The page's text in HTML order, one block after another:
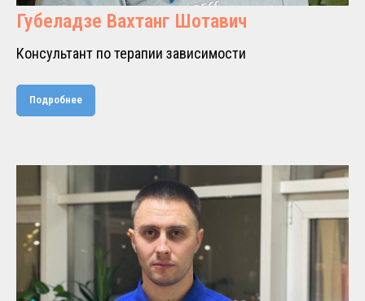
Губеладзе Вахтанг Шотавич
Консультант по терапии зависимости
Подробнее